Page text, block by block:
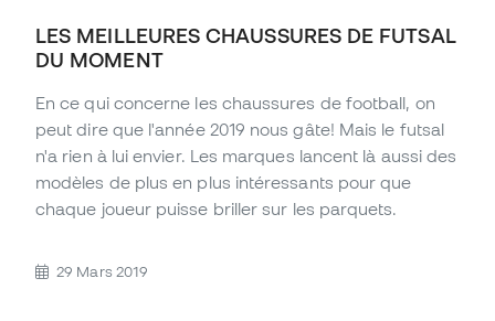
LES MEILLEURES CHAUSSURES DE FUTSAL
DU MOMENT
En ce qui concerne les chaussures de football, on
peut dire que l'année 2019 nous gâte! Mais le futsal
n'a rien à lui envier. Les marques lancent là aussi des
modèles de plus en plus intéressants pour que
chaque joueur puisse briller sur les parquets.
29 Mars 2019